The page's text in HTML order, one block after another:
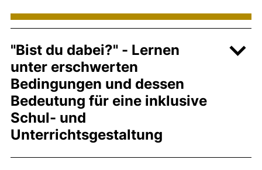
"Bist du dabei?" - Lernen
unter erschwerten
Bedingungen und dessen
Bedeutung für eine inklusive
Schul- und
Unterrichtsgestaltung